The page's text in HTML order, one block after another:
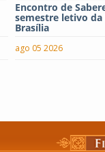
Encontro de
semestre letivo da
Brasília
ago 05 2026